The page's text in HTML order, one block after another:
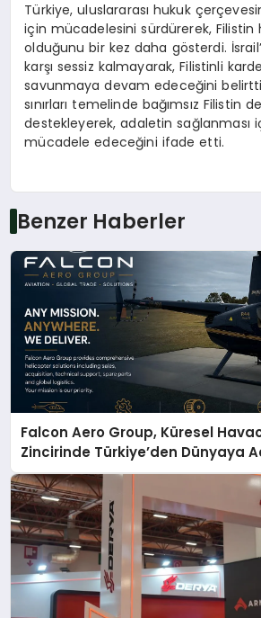
Türkiye, uluslararası hukuk
için mücadelesini sürdürerek, Filistin
olduğunu bir kez daha gösterdi.
karşı sessiz kalmayarak, Filistinli
savunmaya devam edeceğini
sınırları temelinde bağımsız Filistin
destekleyerek, adaletin sağlanması
mücadele edeceğini ifade etti.
Benzer Haberler
Falcon Aero Group, Küresel
Zincirinde Türkiye’den Dünyaya